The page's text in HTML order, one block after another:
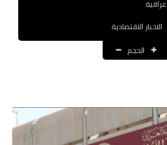
العقود والاجور اليومية
القروض والسلف
عراقية
الاخبار الاقتصادية
الحجم